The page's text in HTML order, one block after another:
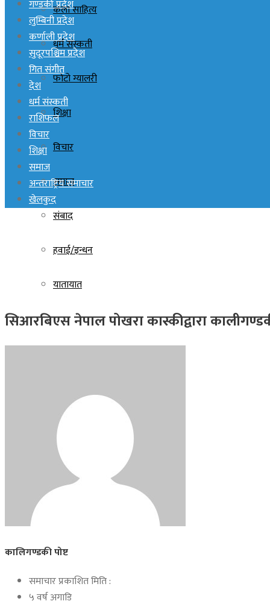
कला साहित्य
धर्म संस्कती
फोटो ग्यालरी
शिक्षा
विचार
समाज
संबाद
हवाई/इन्धन
यातायात
गण्डकी प्रदेश
लुम्बिनी प्रदेश
कर्णाली प्रदेश
सुदूरपश्चिम प्रदेश
गित संगीत
देश
धर्म संस्कती
राशिफल
विचार
शिक्षा
समाज
अन्तराष्ट्रिय समाचार
खेलकुद
सिआरबिएस नेपाल पोखरा कास्कीद्वारा
कालिगण्डकी पोष्ट
समाचार प्रकाशित मिति :
५ वर्ष अगाडि